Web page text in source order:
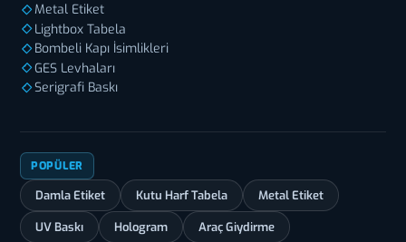
Metal Etiket
Lightbox Tabela
Bombeli Kapı İsimlikleri
GES Levhaları
Serigrafi Baskı
POPÜLER
Damla Etiket Kutu Harf Tabela Metal Etiket
UV Baskı Hologram Araç Giydirme